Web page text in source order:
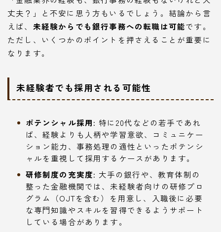
丈夫？」と不安に思う方もいるでしょう。結論から言
えば、 未経験からでも銀行事務への転職は可能です。
ただし、いくつかのポイントを押さえることが重要に
なります。
未経験者でも採用される可能性
ポテンシャル採用: 特に20代などの若手であれ
ば、経験よりも人柄や学習意欲、コミュニケー
ション能力、事務処理の適性といったポテンシ
ャルを重視して採用するケースがあります。
研修制度の充実度: 大手の銀行や、教育体制の
整った金融機関では、未経験者向けの研修プロ
グラム（OJTを含む）を用意し、入職後に必要
な専門知識やスキルを習得できるようサポート
している場合があります。